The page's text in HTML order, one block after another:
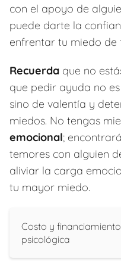
con el apoyo de
puede darte la
enfrentar tu miedo de
Recuerda que no
que pedir ayuda no
sino de valentía y
miedos. No tengas
emocional;
temores con alguien
aliviar la carga
tu mayor miedo.
Costo y
psicológica